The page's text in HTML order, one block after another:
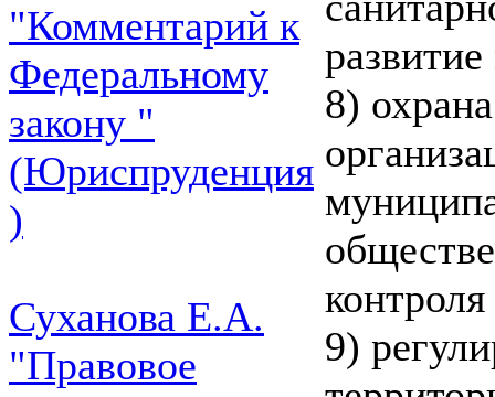
"Комментарий к
Федеральному
закону "
(Юриспруденция
)
Суханова Е.А.
"Правовое
8)
9)